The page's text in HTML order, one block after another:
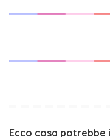
Ecco cosa potrebbe